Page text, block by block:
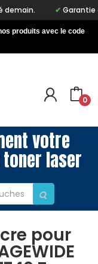
Garantie à
produits avec le code
0
votre
laser
pour